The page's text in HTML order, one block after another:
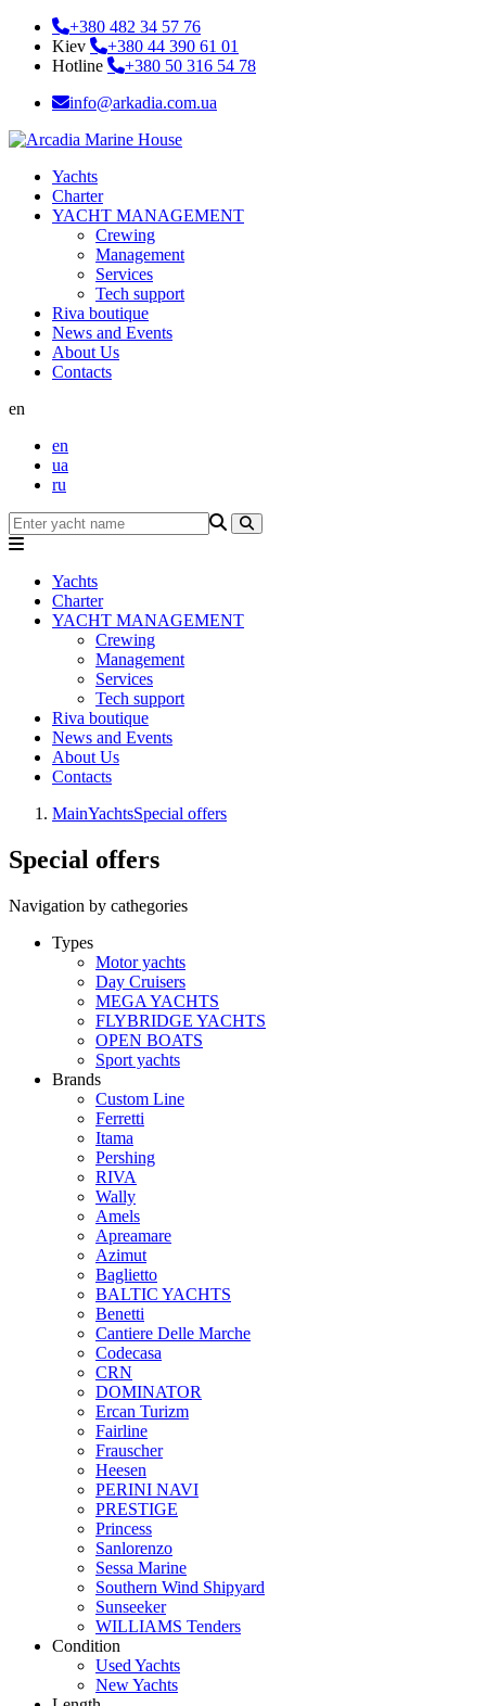
+380 482 34 57 76
Kiev
+380 44 390 61 01
Hotline
+380 50 316 54 78
info@arkadia.com.ua
Yachts
Charter
YACHT MANAGEMENT
Crewing
Management
Services
Tech support
Riva boutique
News and Events
About Us
Contacts
en
en
ua
ru
Yachts
Charter
YACHT MANAGEMENT
Crewing
Management
Services
Tech support
Riva boutique
News and Events
About Us
Contacts
MainYachtsSpecial offers
Special offers
Navigation by cathegories
Types
Motor yachts
Day Cruisers
MEGA YACHTS
FLYBRIDGE YACHTS
OPEN BOATS
Sport yachts
Brands
Custom Line
Ferretti
Itama
Pershing
RIVA
Wally
Amels
Apreamare
Azimut
Baglietto
BALTIC YACHTS
Benetti
Cantiere Delle Marche
Сodecasa
CRN
DOMINATOR
Ercan Turizm
Fairline
Frauscher
Heesen
PERINI NAVI
PRESTIGE
Princess
Sanlorenzo
Sessa Marine
Southern Wind Shipyard
Sunseeker
WILLIAMS Tenders
Condition
Used Yachts
New Yachts